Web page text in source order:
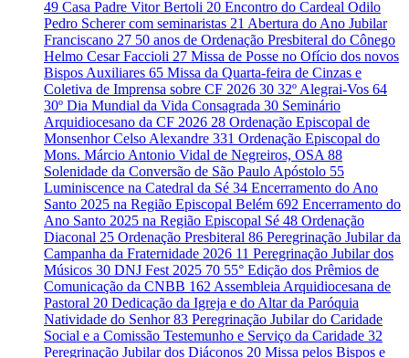
49 Casa Padre Vitor Bertoli 20 Encontro do Cardeal Odilo
Pedro Scherer com seminaristas 21 Abertura do Ano Jubilar
Franciscano 27 50 anos de Ordenação Presbiteral do Cônego
Helmo Cesar Faccioli 27 Missa de Posse no Ofício dos novos
Bispos Auxiliares 65 Missa da Quarta-feira de Cinzas e
Coletiva de Imprensa sobre CF 2026 30 32º Alegrai-Vos 64
30º Dia Mundial da Vida Consagrada 30 Seminário
Arquidiocesano da CF 2026 28 Ordenação Episcopal de
Monsenhor Celso Alexandre 331 Ordenação Episcopal do
Mons. Márcio Antonio Vidal de Negreiros, OSA 88
Solenidade da Conversão de São Paulo Apóstolo 55
Luminiscence na Catedral da Sé 34 Encerramento do Ano
Santo 2025 na Região Episcopal Belém 692 Encerramento do
Ano Santo 2025 na Região Episcopal Sé 48 Ordenação
Diaconal 25 Ordenação Presbiteral 86 Peregrinação Jubilar da
Campanha da Fraternidade 2026 11 Peregrinação Jubilar dos
Músicos 30 DNJ Fest 2025 70 55° Edição dos Prêmios de
Comunicação da CNBB 162 Assembleia Arquidiocesana de
Pastoral 20 Dedicação da Igreja e do Altar da Paróquia
Natividade do Senhor83 Peregrinação Jubilar do Caridade
Social e a Comissão Testemunho e Serviço da Caridade 32
Peregrinação Jubilar dos Diáconos 20 Missa pelos Bispos e